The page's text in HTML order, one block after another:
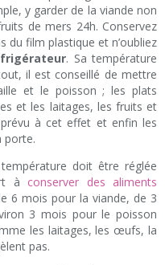
y garder de la viande non
de mers 24h. Conservez
du film plastique et n’oubliez
. Sa température
il est conseillé de mettre
et le poisson ; les plats
et les laitages, les fruits et
à cet effet et enfin les
porte.
doit être réglée
à conserver des aliments
6 mois pour la viande, de 3
3 mois pour le poisson
les laitages, les œufs, la
pas.